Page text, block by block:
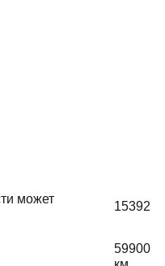
может
15392
59900